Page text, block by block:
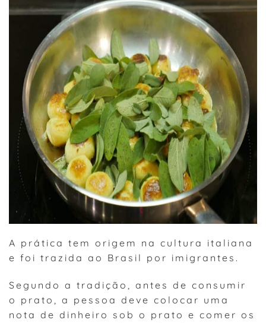
A prática tem origem na cultura italiana
e foi trazida ao Brasil por imigrantes.
Segundo a tradição, antes de consumir
o prato, a pessoa deve colocar uma
nota de dinheiro sob o prato e comer os